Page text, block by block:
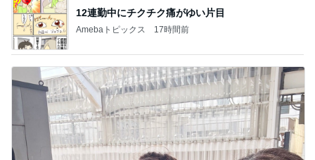
12連勤中にチクチク痛がゆい片目
Amebaトピックス 17時間前